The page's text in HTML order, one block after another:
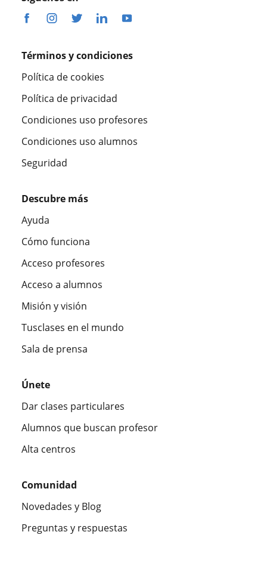
Términos y condiciones
Política de cookies
Política de privacidad
Condiciones uso profesores
Condiciones uso alumnos
Seguridad
Descubre más
Ayuda
Cómo funciona
Acceso profesores
Acceso a alumnos
Misión y visión
Tusclases en el mundo
Sala de prensa
Únete
Dar clases particulares
Alumnos que buscan profesor
Alta centros
Comunidad
Novedades y Blog
Preguntas y respuestas